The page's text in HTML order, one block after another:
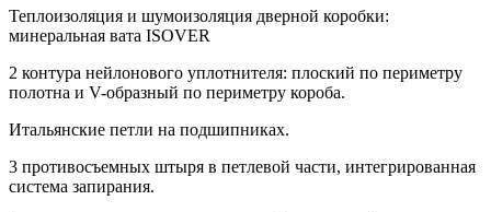
Теплоизоляция и шумоизоляция дверной коробки:
минеральная вата ISOVER
2 контура нейлонового уплотнителя: плоский по периметру
полотна и V-образный по периметру короба.
Итальянские петли на подшипниках.
3 противосъемных штыря в петлевой части, интегрированная
система запирания.